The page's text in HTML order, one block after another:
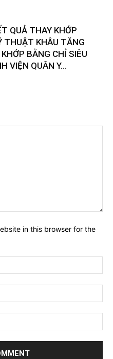
QUẢ THAY KHỚP
THUẬT KHÂU TĂNG
BẰNG CHỈ SIÊU
VIỆN QUÂN Y...
in this browser for the